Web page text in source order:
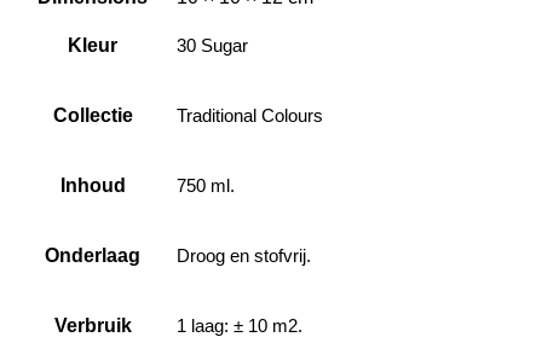
Kleur 30 Sugar
Collectie Traditional Colours
Inhoud 750 ml.
Onderlaag Droog en stofvrij.
Verbruik 1 laag: ± 10 m2.